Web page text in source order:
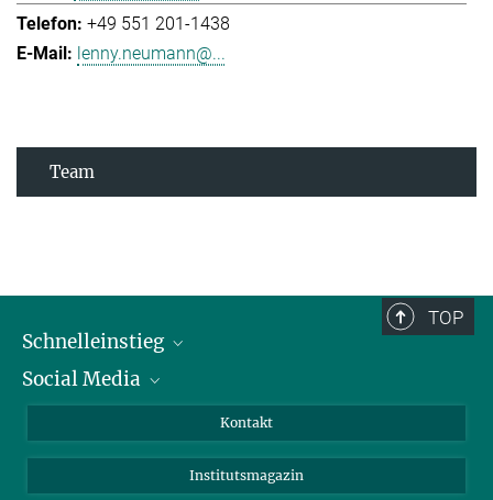
+49 551 201-1438
lenny.neumann@...
Team
TOP
Schnelleinstieg
Alumni
Fördernde
Social Media
Bluesky
Facebook
Kontakt
Institutsmagazin